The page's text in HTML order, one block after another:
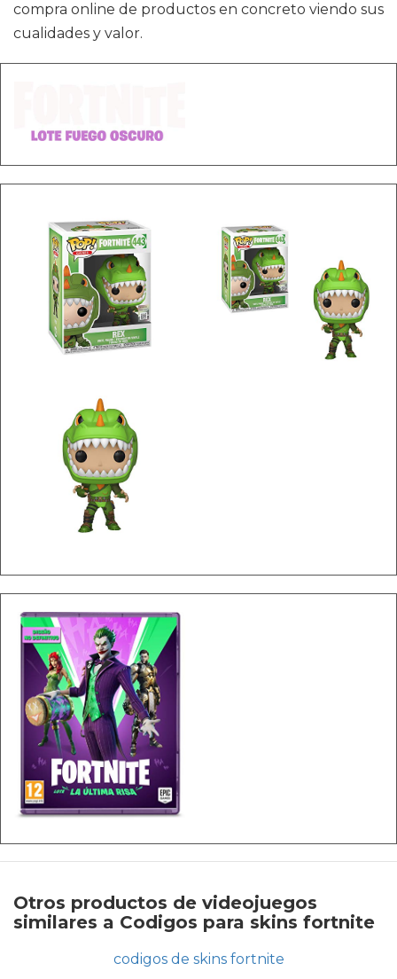
compra online de productos en concreto viendo sus
cualidades y valor.
Otros productos de videojuegos
similares a Codigos para skins fortnite
codigos de skins fortnite